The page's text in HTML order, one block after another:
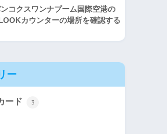
コクスワンナプーム国際空港の
カウンターの場所を確認する
ー
ード 3